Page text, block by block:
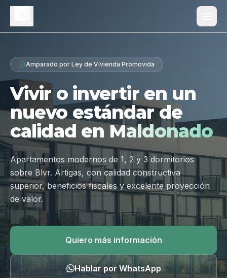
Proyecto
Diferenciales
Tipologías
Galería
Ubicación
Contacto
Hablar por WhatsApp
Amparado por Ley de Vivienda Promovida
Vivir o invertir en un
nuevo estándar de
calidad en Maldonado
Apartamentos modernos de 1, 2 y 3 dormitorios
sobre Blvr. Artigas, con calidad constructiva
superior, beneficios fiscales y excelente proyección
de valor.
Quiero más información
Hablar por WhatsApp